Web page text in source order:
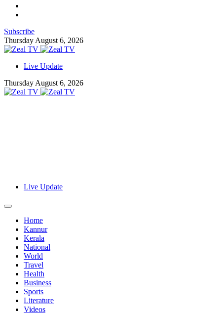
Subscribe
Thursday August 6, 2026
Live Update
Thursday August 6, 2026
Live Update
Home
Kannur
Kerala
National
World
Travel
Health
Business
Sports
Literature
Videos